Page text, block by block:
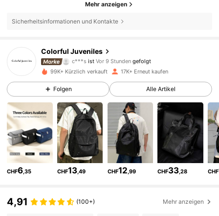
Mehr anzeigen
Sicherheitsinformationen und Kontakte
Colorful Juveniles
c***sistVor 9 Stunden
d***a ist am Durchsuchen
4,86
9.2K Follower
4,86 9.2K Follower
4,86 9.2K Follower
4,86 9.2K Follower
4,86 9.2K Follower
99K+ Kürzlich verkauft 17K+ Erneut kaufen
Folgen Alle Artikel
CHF6,35 CHF13,49 CHF12,99 CHF33,28 CHF
4,91 (100+) Mehr anzeigen